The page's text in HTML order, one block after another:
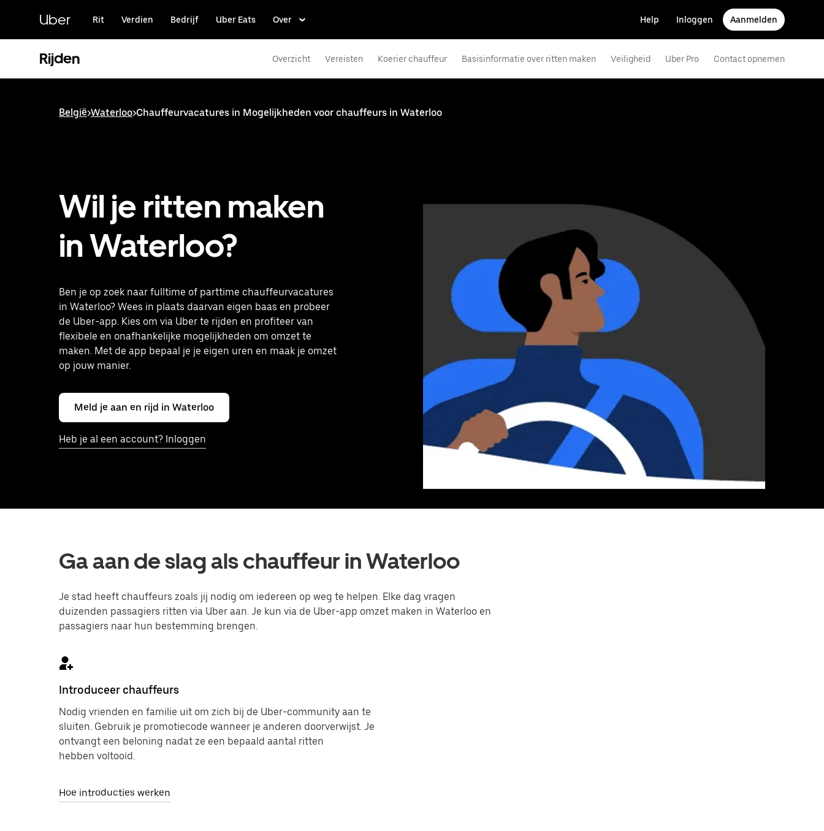
hoofdinhoudUber Rit Verdien Bedrijf Uber Eats Over Help Inloggen Aanmelden
Rijden Overzicht Vereisten Koerier chauffeur Basisinformatie over ritten maken Veiligheid Uber Pro Contact opnemen
België>Waterloo>Chauffeurvacatures in Mogelijkheden voor chauffeurs in Waterloo
Wil je ritten maken
in Waterloo?
Ben je op zoek naar fulltime of parttime chauffeurvacatures
in Waterloo? Wees in plaats daarvan eigen baas en probeer
de Uber-app. Kies om via Uber te rijden en profiteer van
flexibele en onafhankelijke mogelijkheden om omzet te
maken. Met de app bepaal je je eigen uren en maak je omzet
op jouw manier.
Meld je aan en rijd in Waterloo
Heb je al een account? Inloggen
Ga aan de slag als chauffeur in Waterloo
Je stad heeft chauffeurs zoals jij nodig om iedereen op weg te helpen. Elke dag vragen
duizenden passagiers ritten via Uber aan. Je kun via de Uber-app omzet maken in Waterloo en
passagiers naar hun bestemming brengen.
Introduceer chauffeurs
Nodig vrienden en familie uit om zich bij de Uber-community aan te
sluiten. Gebruik je promotiecode wanneer je anderen doorverwijst. Je
ontvangt een beloning nadat ze een bepaald aantal ritten
hebben voltooid.
Hoe introducties werken